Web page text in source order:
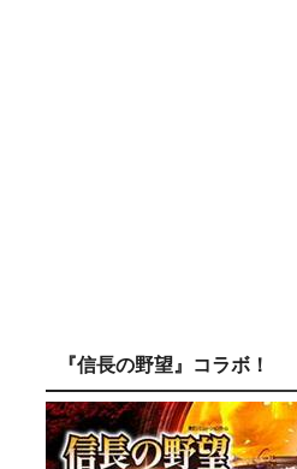
『信長の野望』コラボ！